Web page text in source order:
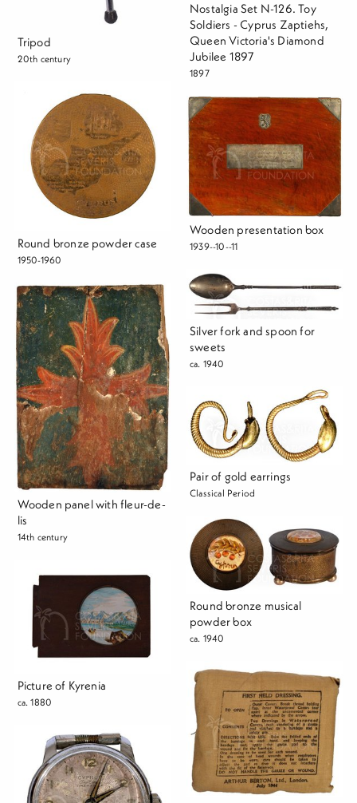
Tripod
20th century
Nostalgia Set N-126. Toy
Soldiers - Cyprus Zaptiehs,
Queen Victoria's Diamond
Jubilee 1897
1897
Round bronze powder case
1950-1960
Wooden presentation box
1939--10--11
Silver fork and spoon for
sweets
ca. 1940
Wooden panel with fleur-de-
lis
14th century
Pair of gold earrings
Classical Period
Round bronze musical
powder box
ca. 1940
Picture of Kyrenia
ca. 1880